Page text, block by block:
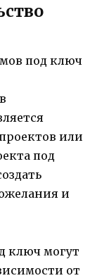
или
под
и
ключ могут
от